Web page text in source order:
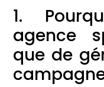
1.
agence
que de